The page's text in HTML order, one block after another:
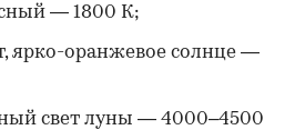
— 1800 К;
ярко-оранжевое солнце —
свет луны — 4000–4500